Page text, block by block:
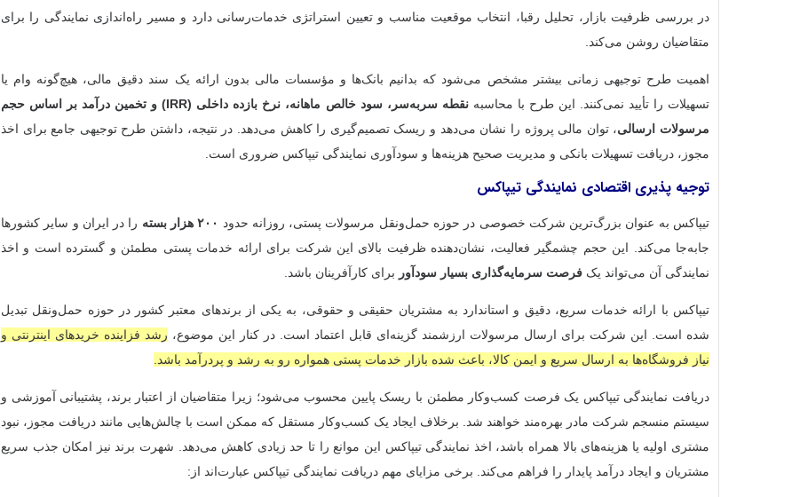
در بررسی ظرفیت بازار، تحلیل رقبا، انتخاب موقعیت مناسب و تعیین استراتژی خدمات‌رسانی دارد و مسیر راه‌اندازی نمایندگی را برای
متقاضیان روشن می‌کند.
اهمیت طرح توجیهی زمانی بیشتر مشخص می‌شود که بدانیم بانک‌ها و مؤسسات مالی بدون ارائه یک سند دقیق مالی، هیچ‌گونه وام یا
تسهیلات را تأیید نمی‌کنند. این طرح با محاسبه
نقطه سربه‌سر، سود خالص ماهانه، نرخ بازده داخلی (IRR) و تخمین درآمد بر اساس حجم
مرسولات ارسالی، توان مالی پروژه را نشان می‌دهد و ریسک تصمیم‌گیری را کاهش می‌دهد. در نتیجه، داشتن طرح توجیهی جامع برای اخذ
مجوز، دریافت تسهیلات بانکی و مدیریت صحیح هزینه‌ها و سودآوری نمایندگی تیپاکس ضروری است.
توجیه پذیری اقتصادی نمایندگی تیپاکس
تیپاکس به عنوان بزرگ‌ترین شرکت خصوصی در حوزه حمل‌ونقل مرسولات پستی، روزانه حدود ۲۰۰ هزار بسته
را در ایران و سایر کشورها
جابه‌جا می‌کند. این حجم چشمگیر فعالیت، نشان‌دهنده ظرفیت بالای این شرکت برای ارائه خدمات پستی مطمئن و گسترده است و اخذ
نمایندگی آن می‌تواند یک فرصت سرمایه‌گذاری بسیار سودآور برای کارآفرینان باشد.
تیپاکس با ارائه خدمات سریع، دقیق و استاندارد به مشتریان حقیقی و حقوقی، به یکی از برندهای معتبر کشور در حوزه حمل‌ونقل تبدیل
شده است. این شرکت برای ارسال مرسولات ارزشمند گزینه‌ای قابل اعتماد است. در کنار این موضوع، رشد فزاینده خریدهای اینترنتی و
نیاز فروشگاه‌ها به ارسال سریع و ایمن کالا، باعث شده بازار خدمات پستی همواره رو به رشد و پردرآمد باشد.
دریافت نمایندگی تیپاکس یک فرصت کسب‌وکار مطمئن با ریسک پایین محسوب می‌شود؛ زیرا متقاضیان از اعتبار برند، پشتیبانی آموزشی و
سیستم منسجم شرکت مادر بهره‌مند خواهند شد. برخلاف ایجاد یک کسب‌وکار مستقل که ممکن است با چالش‌هایی مانند دریافت مجوز، نبود
مشتری اولیه یا هزینه‌های بالا همراه باشد، اخذ نمایندگی تیپاکس این موانع را تا حد زیادی کاهش می‌دهد. شهرت برند نیز امکان جذب سریع
مشتریان و ایجاد درآمد پایدار را فراهم می‌کند. برخی مزایای مهم دریافت نمایندگی تیپاکس عبارت‌اند از: